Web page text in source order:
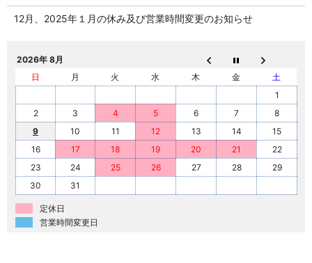
12月、2025年１月の休み及び営業時間変更のお知らせ
2026年 8月
日
月 火 水 木 金
土
1
2
3 4 5 6 7
8
9
10 11 12 13 14
15
16
17 18 19 20 21
22
23
24 25 26 27 28
29
30
31
定休日
営業時間変更日